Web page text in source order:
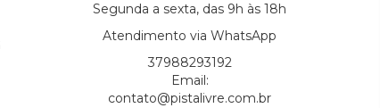
Segunda a sexta, das 9h às 18h
Atendimento via WhatsApp
37988293192
Email:
contato@pistalivre.com.br